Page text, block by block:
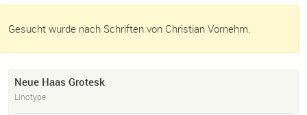
Gesucht wurde nach Schriften von Christian Vornehm.
Neue Haas Grotesk
Linotype